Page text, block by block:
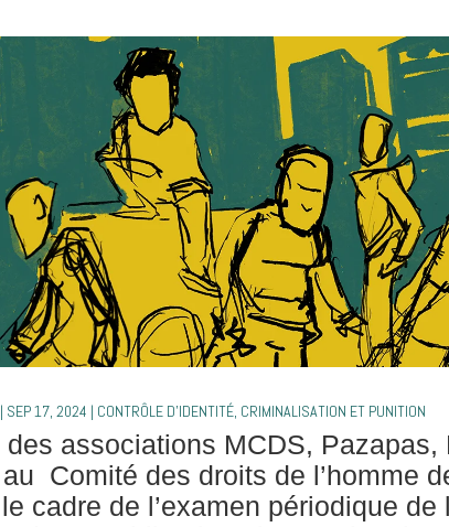
| SEP 17, 2024 | CONTRÔLE D'IDENTITÉ, CRIMINALISATION ET PUNITION
associations MCDS, Pazapas,
Comité des droits de l’homme
cadre de l’examen périodique de